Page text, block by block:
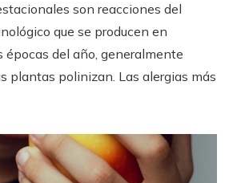
son reacciones del
que se producen en
épocas del año, generalmente
plantas polinizan. Las alergias más